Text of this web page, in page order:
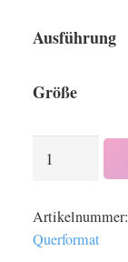
Ausführung
Größe
Erbil,
Kurdistan,
Artikelnummer:
Querformat